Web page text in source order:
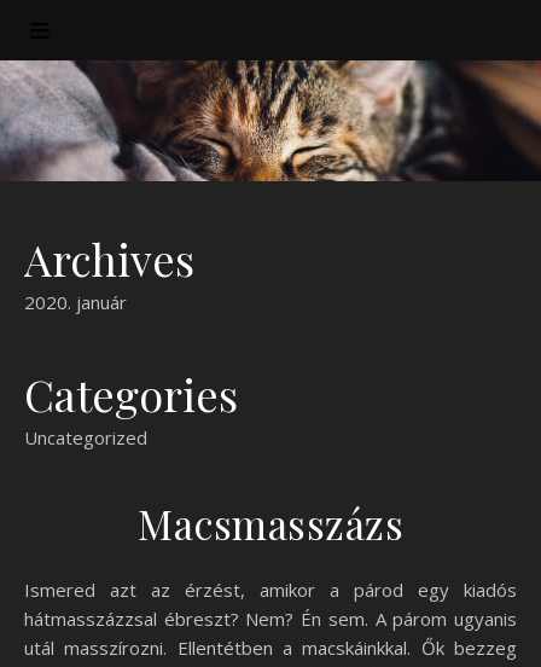
Archives
2020. január
Categories
Uncategorized
Macsmasszázs
Ismered azt az érzést, amikor a párod egy kiadós
hátmasszázzsal ébreszt? Nem? Én sem. A párom ugyanis
utál masszírozni. Ellentétben a macskáinkkal. Ők bezzeg